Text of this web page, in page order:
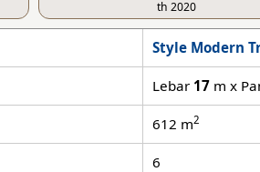
th 2020
Style Modern
Lebar 17 m x
612 m2
6